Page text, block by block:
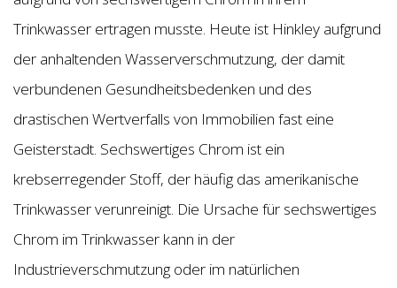
Trinkwasser ertragen musste. Heute ist Hinkley aufgrund
der anhaltenden Wasserverschmutzung, der damit
verbundenen Gesundheitsbedenken und des
drastischen Wertverfalls von Immobilien fast eine
Geisterstadt. Sechswertiges Chrom ist ein
krebserregender Stoff, der häufig das amerikanische
Trinkwasser verunreinigt. Die Ursache für sechswertiges
Chrom im Trinkwasser kann in der
Industrieverschmutzung oder im natürlichen